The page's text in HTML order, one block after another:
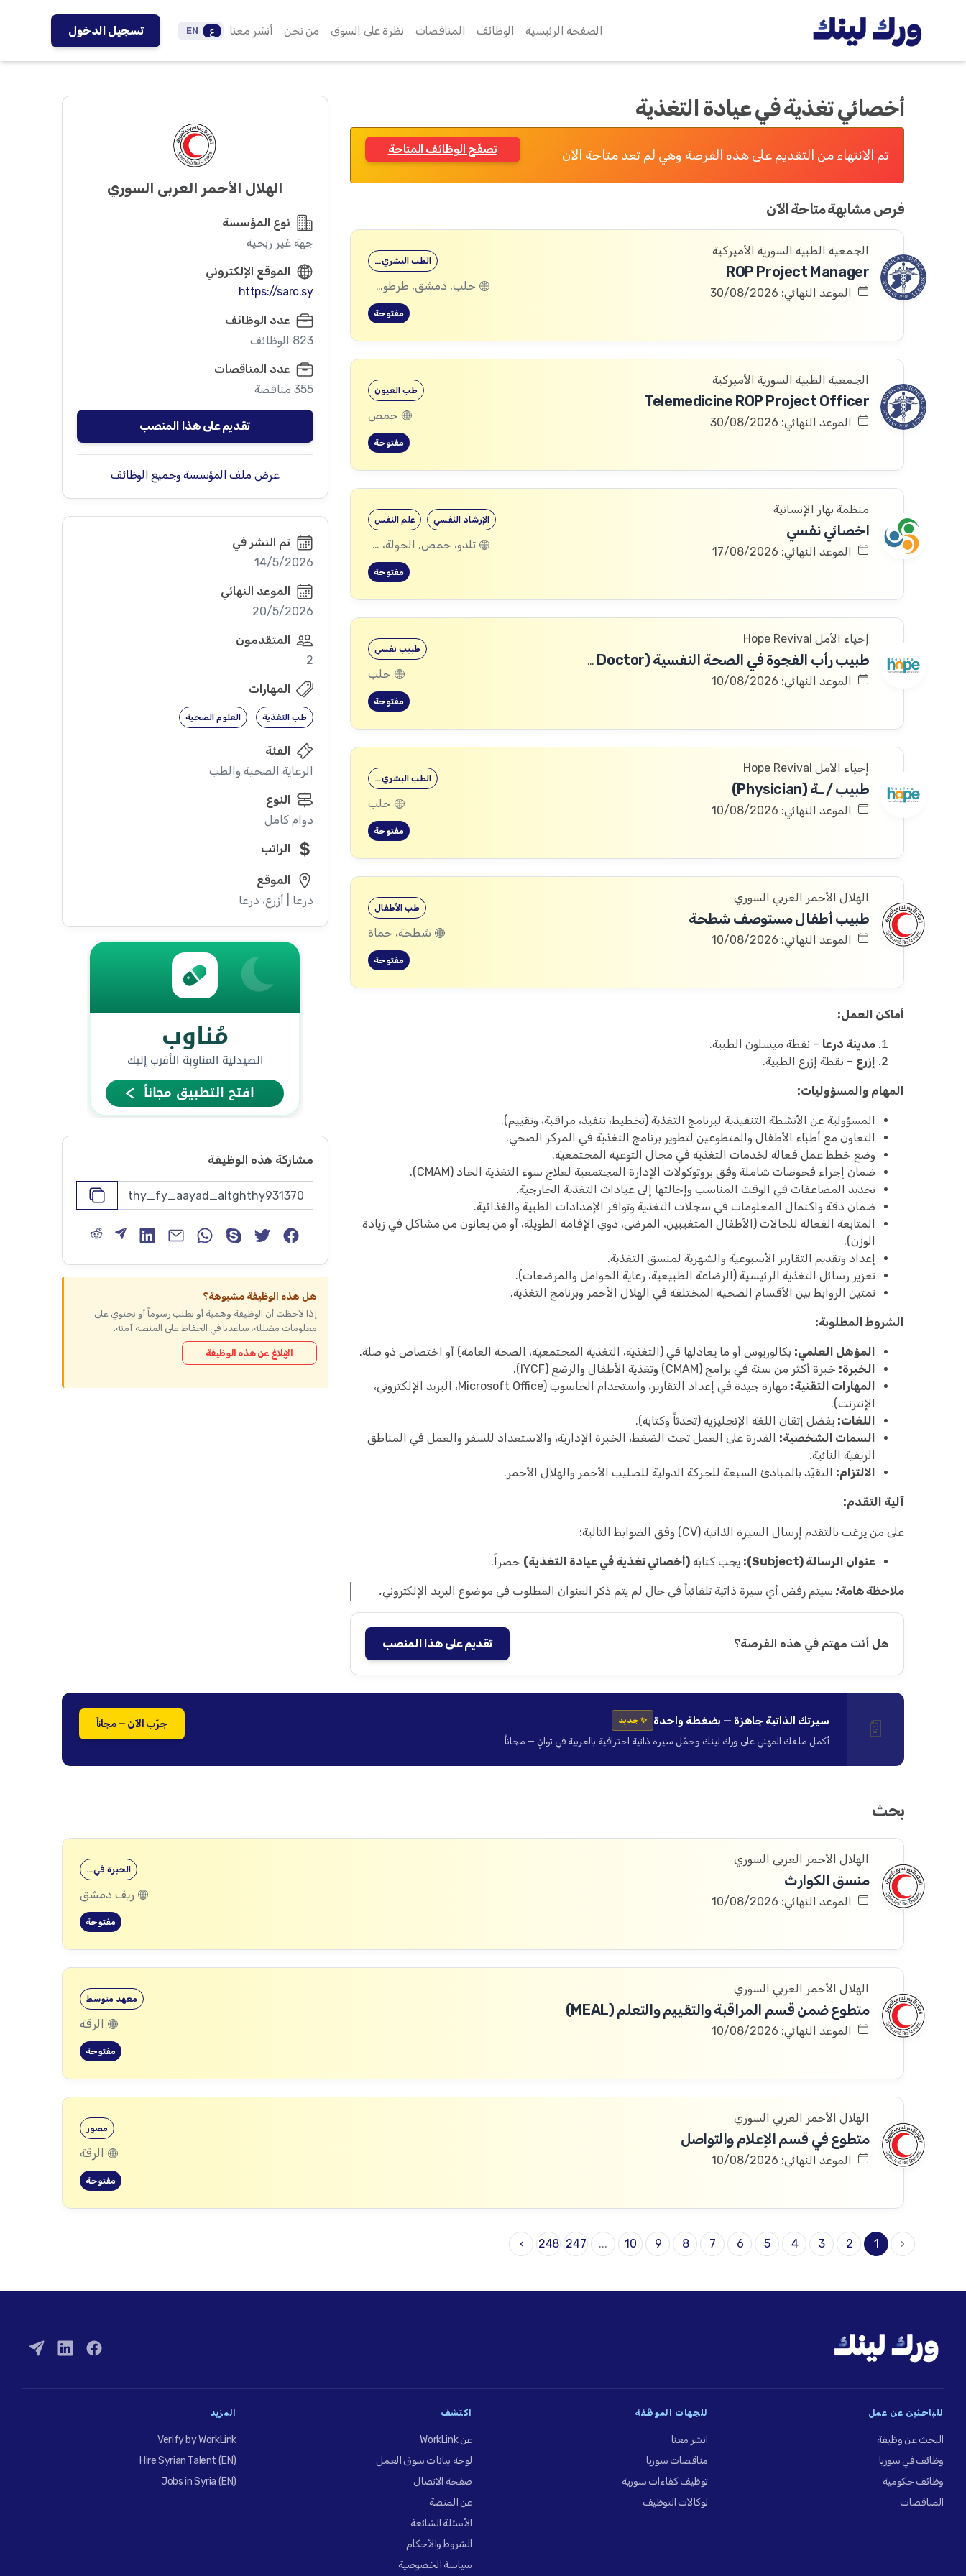
الصفحة الرئيسية الوظائف المناقصات نظرة على السوق من نحن أنشر معنا ع EN تسجيل الدخول
أخصائي تغذية في عيادة التغذية
تم الانتهاء من التقديم على هذه الفرصة وهي لم تعد متاحة الآن تصفّح الوظائف المتاحة
فرص مشابهة متاحة الآن
الجمعية الطبية السورية الأميركية
ROP Project Manager
الموعد النهائي: 30/08/2026
الطب البشري…
حلب, دمشق, طرطوس, ريف دمشق, ديرالزور, درعا, السويداء, إدلب, القنيطرة, اللاذقية, الرقة, حمص, الحسكة, حماة
مفتوحة
الجمعية الطبية السورية الأميركية
Telemedicine ROP Project Officer
الموعد النهائي: 30/08/2026
طب العيون
حمص
مفتوحة
منظمة بهار الإنسانية
اخصائي نفسي
الموعد النهائي: 17/08/2026
علم النفس الإرشاد النفسي
تلدو، حمص, الحولة، حمص
مفتوحة
إحياء الأمل Hope Revival
طبيب رأب الفجوة في الصحة النفسية (mhGAP Doctor)
الموعد النهائي: 10/08/2026
طبيب نفسي
حلب
مفتوحة
إحياء الأمل Hope Revival
طبيب / ـة (Physician)
الموعد النهائي: 10/08/2026
الطب البشري…
حلب
مفتوحة
الهلال الأحمر العربي السوري
طبيب أطفال مستوصف شطحة
الموعد النهائي: 10/08/2026
طب الأطفال
شطحة، حماة
مفتوحة
أماكن العمل:
مدينة درعا – نقطة ميسلون الطبية.
إزرع – نقطة إزرع الطبية.
المهام والمسؤوليات:
المسؤولية عن الأنشطة التنفيذية لبرنامج التغذية (تخطيط، تنفيذ، مراقبة، وتقييم).
التعاون مع أطباء الأطفال والمتطوعين لتطوير برنامج التغذية في المركز الصحي.
وضع خطط عمل فعالة لخدمات التغذية في مجال التوعية المجتمعية.
ضمان إجراء فحوصات شاملة وفق بروتوكولات الإدارة المجتمعية لعلاج سوء التغذية الحاد (CMAM).
تحديد المضاعفات في الوقت المناسب وإحالتها إلى عيادات التغذية الخارجية.
ضمان دقة واكتمال المعلومات في سجلات التغذية وتوافر الإمدادات الطبية والغذائية.
المتابعة الفعالة للحالات (الأطفال المتغيبين، المرضى، ذوي الإقامة الطويلة، أو من يعانون من مشاكل في زيادة
الوزن).
إعداد وتقديم التقارير الأسبوعية والشهرية لمنسق التغذية.
تعزيز رسائل التغذية الرئيسية (الرضاعة الطبيعية، رعاية الحوامل والمرضعات).
تمتين الروابط بين الأقسام الصحية المختلفة في الهلال الأحمر وبرنامج التغذية.
الشروط المطلوبة:
المؤهل العلمي: بكالوريوس أو ما يعادلها في (التغذية، التغذية المجتمعية، الصحة العامة) أو اختصاص ذو صلة.
الخبرة: خبرة أكثر من سنة في برامج (CMAM) وتغذية الأطفال والرضع (IYCF).
المهارات التقنية:
مهارة جيدة في إعداد التقارير، واستخدام الحاسوب (Microsoft Office، البريد الإلكتروني،
الإنترنت).
اللغات: يفضل إتقان اللغة الإنجليزية (تحدثاً وكتابة).
السمات الشخصية: القدرة على العمل تحت الضغط، الخبرة الإدارية، والاستعداد للسفر والعمل في المناطق
الريفية النائية.
الالتزام: التقيّد بالمبادئ السبعة للحركة الدولية للصليب الأحمر والهلال الأحمر.
آلية التقدم:
على من يرغب بالتقدم إرسال السيرة الذاتية (CV) وفق الضوابط التالية:
عنوان الرسالة (Subject): يجب كتابة (أخصائي تغذية في عيادة التغذية) حصراً.
ملاحظة هامة:سيتم رفض أي سيرة ذاتية تلقائياً في حال لم يتم ذكر العنوان المطلوب في موضوع البريد الإلكتروني.
هل أنت مهتم في هذه الفرصة؟ تقديم على هذا المنصب
الهلال الأحمر العربي السوري
نوع المؤسسة
جهة غير ربحية
الموقع الإلكتروني
https://sarc.sy
عدد الوظائف
823 الوظائف
عدد المناقصات
355 مناقصة
تقديم على هذا المنصب
عرض ملف المؤسسة وجميع الوظائف
تم النشر في
14/5/2026
الموعد النهائي
20/5/2026
المتقدمون
2
المهارات
طب التغذية العلوم الصحية
الفئة
الرعاية الصحية والطب
النوع
دوام كامل
الراتب
الموقع
درعا | أزرع، درعا
مشاركة هذه الوظيفة
هل هذه الوظيفة مشبوهة؟
إذا لاحظت أن الوظيفة وهمية أو تطلب رسوماً أو تحتوي على
معلومات مضللة، ساعدنا في الحفاظ على المنصة آمنة.
الإبلاغ عن هذه الوظيفة
📄 سيرتك الذاتية جاهزة — بضغطة واحدة ✨ جديد
أكمل ملفك المهني على ورك لينك وحمّل سيرة ذاتية احترافية بالعربية في ثوانٍ — مجاناً.
جرّب الآن — مجاناً
بحث
الهلال الأحمر العربي السوري
منسق الكوارث
الموعد النهائي: 10/08/2026
الخبرة في…
ريف دمشق
مفتوحة
الهلال الأحمر العربي السوري
متطوع ضمن قسم المراقبة والتقييم والتعلم (MEAL)
الموعد النهائي: 10/08/2026
معهد متوسط
الرقة
مفتوحة
الهلال الأحمر العربي السوري
متطوع في قسم الإعلام والتواصل
الموعد النهائي: 10/08/2026
مصور
الرقة
مفتوحة
‹
1
2
3
4
5
6
7
8
9
10
...
247
248
›
للباحثين عن عمل
البحث عن وظيفة
وظائف في سوريا
وظائف حكومية
المناقصات
للجهات الموظِّفة
انشر معنا
مناقصات سوريا
توظيف كفاءات سورية
لوكالات التوظيف
اكتشف
عن WorkLink
لوحة بيانات سوق العمل
صفحة الاتصال
عن المنصة
الأسئلة الشائعة
الشروط والأحكام
سياسة الخصوصية
المزيد
Verify by WorkLink
Hire Syrian Talent (EN)
Jobs in Syria (EN)